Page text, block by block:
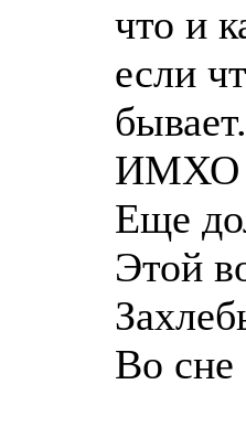
что и
если
ИМХО
Еще
Этой
Во сне